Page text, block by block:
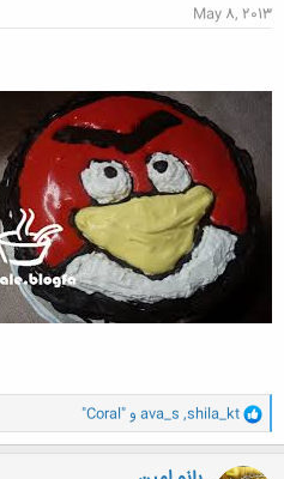
May 8, 2013
و
ا
ک
ن
shila_kt
,
ava_s و "Coral"